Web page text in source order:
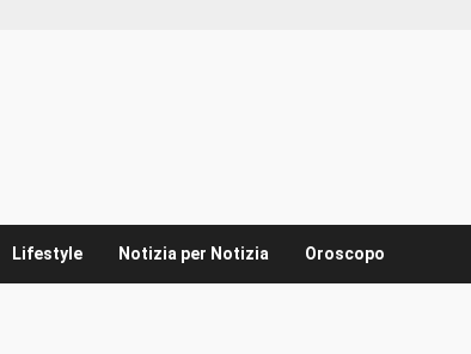
Lifestyle Notizia per Notizia Oroscopo